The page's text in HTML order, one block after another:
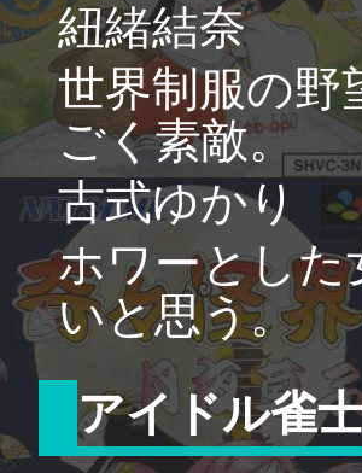
紐緒結奈
世界制服の野
ごく素敵。
古式ゆかり
ホワーとした
いと思う。
アイドル雀